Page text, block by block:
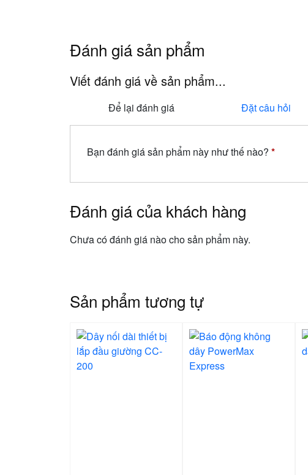
Đánh giá sản phẩm
Viết đánh giá về sản phẩm...
Để lại đánh giá Đặt câu hỏi
Bạn đánh giá sản phẩm này như thế nào? *
Đánh giá của khách hàng
Chưa có đánh giá nào cho sản phẩm này.
Sản phẩm tương tự